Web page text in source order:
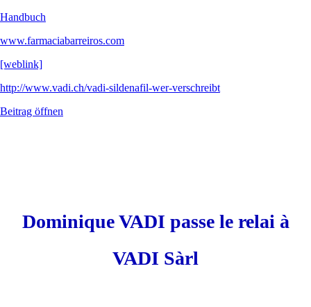
Handbuch
www.farmaciabarreiros.com
[weblink]
http://www.vadi.ch/vadi-sildenafil-wer-verschreibt
Beitrag öffnen
Dominique VADI passe le relai à
VADI Sàrl